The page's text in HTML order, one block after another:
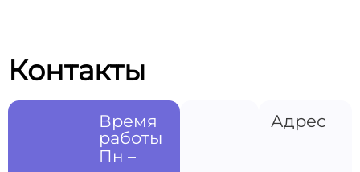
Контакты
Адрес
Время
работы
Пн –